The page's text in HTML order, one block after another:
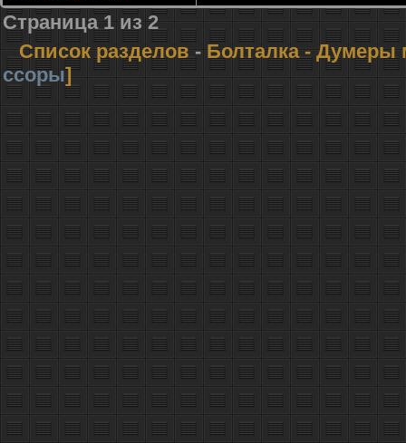
Страница 1 из 2
Список разделов- Болталка- Думеры
ссоры]